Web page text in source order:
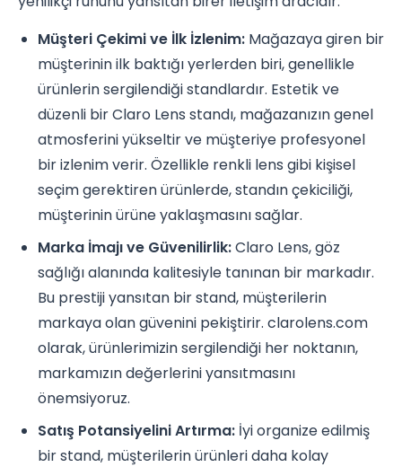
Müşteri Çekimi ve İlk İzlenim: Mağazaya giren bir
müşterinin ilk baktığı yerlerden biri, genellikle
ürünlerin sergilendiği standlardır. Estetik ve
düzenli bir Claro Lens standı, mağazanızın genel
atmosferini yükseltir ve müşteriye profesyonel
bir izlenim verir. Özellikle renkli lens gibi kişisel
seçim gerektiren ürünlerde, standın çekiciliği,
müşterinin ürüne yaklaşmasını sağlar.
Marka İmajı ve Güvenilirlik:Claro Lens, göz
sağlığı alanında kalitesiyle tanınan bir markadır.
Bu prestiji yansıtan bir stand, müşterilerin
markaya olan güvenini pekiştirir. clarolens.com
olarak, ürünlerimizin sergilendiği her noktanın,
markamızın değerlerini yansıtmasını
önemsiyoruz.
Satış Potansiyelini Artırma: İyi organize edilmiş
bir stand, müşterilerin ürünleri daha kolay